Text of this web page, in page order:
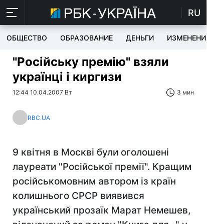
RU
ОБЩЕСТВО ОБРАЗОВАНИЕ ДЕНЬГИ ИЗМЕНЕНИЯ
"Російську премію" взяли
українці і киргизи
12:44 10.04.2007 Вт 3 мин
RBC.UA
9 квітня в Москві були оголошені
лауреати "Російської премії". Кращим
російськомовним автором із країн
колишнього СРСР виявився
український прозаїк Марат Немешев,